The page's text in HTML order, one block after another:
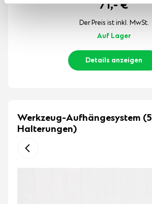
71,-€
Der Preis ist inkl. MwSt.
Auf Lager
Details anzeigen
Werkzeug-Aufhängesystem (5
Halterungen)